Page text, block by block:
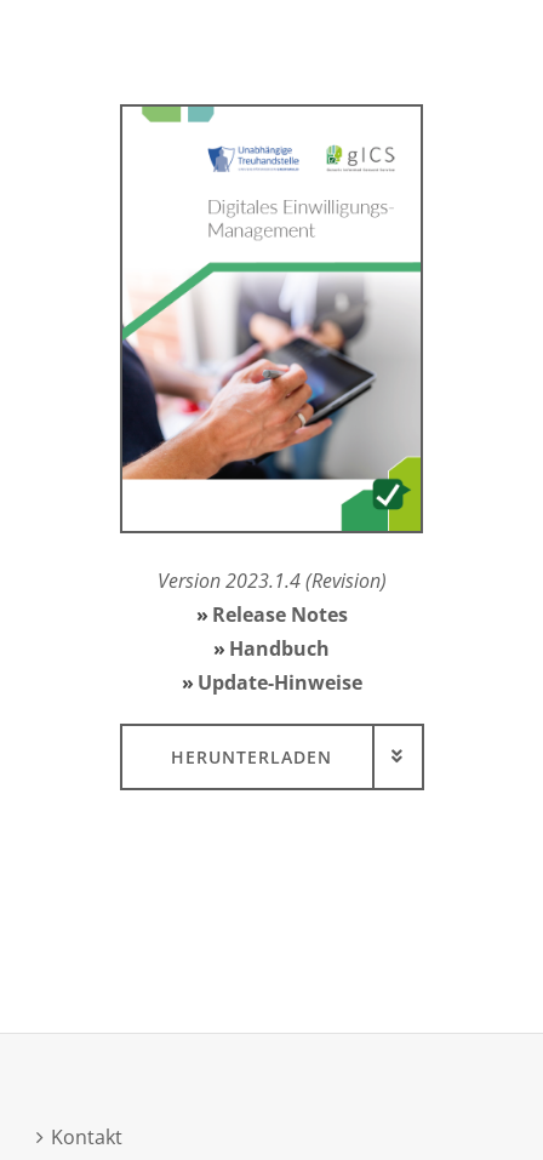
Version 2023.1.4(Revision)
Release Notes
Handbuch
Update-Hinweise
HERUNTERLADEN
Kontakt